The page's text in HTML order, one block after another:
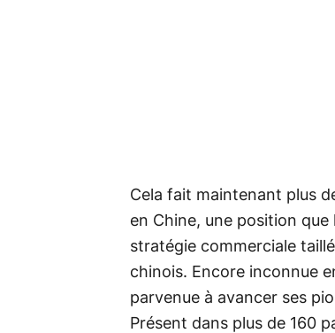
Cela fait maintenant plus
en Chine, une position
stratégie commerciale
chinois. Encore inconnue
parvenue à avancer ses
Présent dans plus de 160